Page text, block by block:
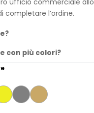
ufficio commerciale allo
completare l’ordine.
con più colori?